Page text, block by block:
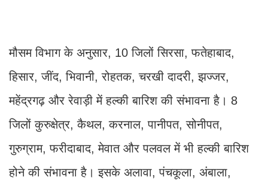
मौसम विभाग के अनुसार, 10 जिलों सिरसा, फतेहाबाद,
हिसार, जींद, भिवानी, रोहतक, चरखी दादरी, झज्जर,
महेंद्रगढ़ और रेवाड़ी में हल्की बारिश की संभावना है। 8
जिलों कुरुक्षेत्र, कैथल, करनाल, पानीपत, सोनीपत,
गुरुग्राम, फरीदाबाद, मेवात और पलवल में भी हल्की बारिश
होने की संभावना है। इसके अलावा, पंचकूला, अंबाला,